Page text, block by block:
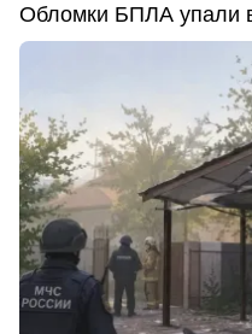
Обломки БПЛА упали